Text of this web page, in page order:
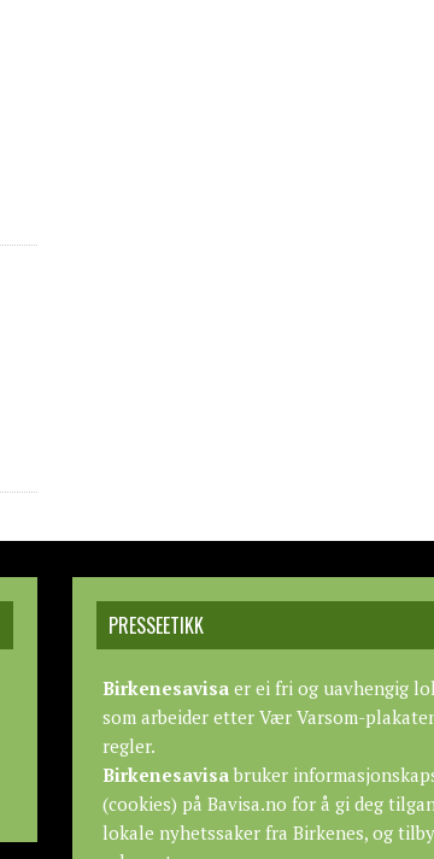
PRESSEETIKK
Birkenesavisa er ei fri og uavhengig
som arbeider etterVær Varsom-
regler.
Birkenesavisabruker
(cookies) på Bavisa.no for å gi deg
lokale nyhetssaker fra Birkenes, og